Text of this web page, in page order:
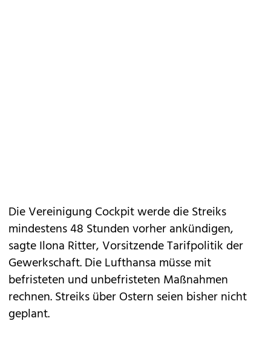
Die Vereinigung Cockpit werde die Streiks
mindestens 48 Stunden vorher ankündigen,
sagte Ilona Ritter, Vorsitzende Tarifpolitik der
Gewerkschaft. Die Lufthansa müsse mit
befristeten und unbefristeten Maßnahmen
rechnen. Streiks über Ostern seien bisher nicht
geplant.